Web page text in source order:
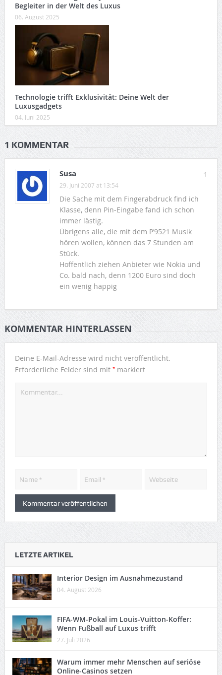
Begleiter in der Welt des Luxus
06. August 2025
Technologie trifft Exklusivität: Deine Welt der
Luxusgadgets
04. Juni 2025
1 KOMMENTAR
1
Susa
29. Juni 2007 at 13:54
Die Sache mit dem Fingerabdruck find ich
Klasse, denn Pin-Eingabe fand ich schon
immer lästig.
Übrigens alle, die mit dem P’9521 Musik
hören wollen, können das 7 Stunden am
Stück.
Hoffentlich ziehen Anbieter wie Nokia und
Co. bald nach, denn 1200 Euro sind doch
ein wenig happig
KOMMENTAR HINTERLASSEN
Deine E-Mail-Adresse wird nicht veröffentlicht.
Erforderliche Felder sind mit *markiert
LETZTE ARTIKEL
Interior Design im Ausnahmezustand
04. August 2026
FIFA-WM-Pokal im Louis-Vuitton-Koffer:
Wenn Fußball auf Luxus trifft
27. Juli 2026
Warum immer mehr Menschen auf seriöse
Online-Casinos setzen